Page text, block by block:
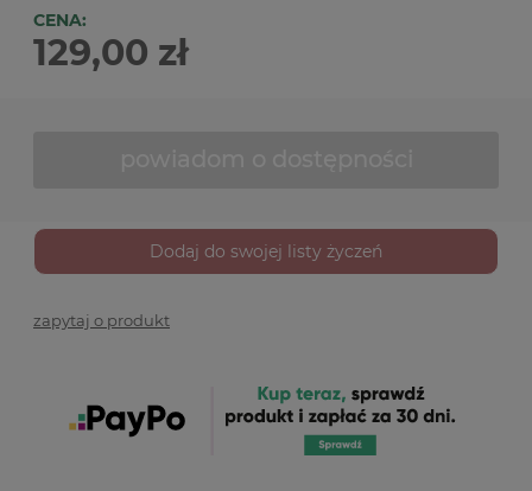
CENA:
129,00 zł
Dodaj do swojej listy życzeń
zapytaj o produkt